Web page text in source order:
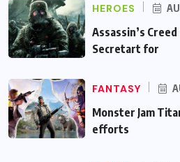
HEROES
Assassin’s
Secretart for
FANTASY
Monster Jam
efforts